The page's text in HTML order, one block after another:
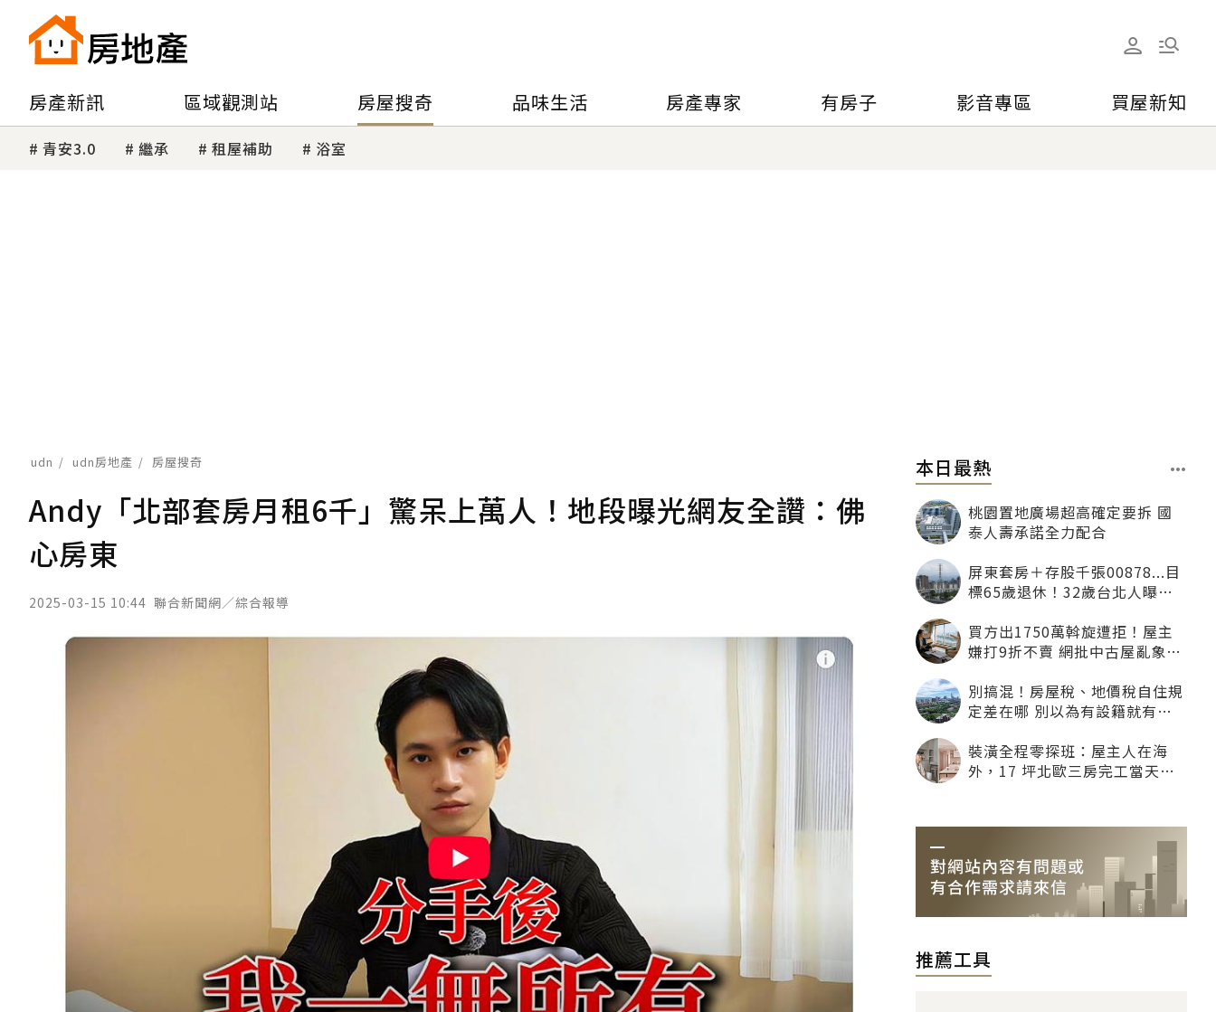
房產新訊 區域觀測站 房屋搜奇 品味生活 房產專家 有房子 影音專區 買屋新知
青安3.0 繼承 租屋補助 浴室
udn udn房地產 房屋搜奇
Andy「北部套房月租6千」驚呆上萬人！地段曝光網友全讚：佛
心房東
2025-03-15 10:44 聯合新聞網／綜合報導
本日最熱
桃園置地廣場超高確定要拆 國
泰人壽承諾全力配合
屏東套房＋存股千張00878...目
標65歲退休！32歲台北人曝：
買方出1750萬斡旋遭拒！屋主
嫌打9折不賣 網批中古屋亂象：
別搞混！房屋稅、地價稅自住規
定差在哪 別以為有設籍就有優
裝潢全程零探班：屋主人在海
外，17 坪北歐三房完工當天才
推薦工具